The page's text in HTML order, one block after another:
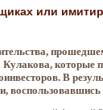
или
которые
В